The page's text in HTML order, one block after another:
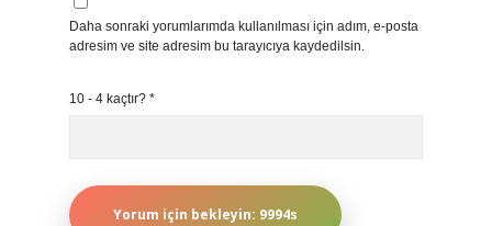
Daha sonraki yorumlarımda kullanılması için adım, e-posta
adresim ve site adresim bu tarayıcıya kaydedilsin.
10 - 4 kaçtır? *